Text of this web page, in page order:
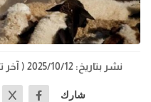
نشر بتاريخ: 2025/10/12 ( آخر تحديث:
شارك